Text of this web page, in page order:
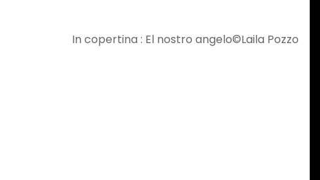
In copertina : El nostro angelo©Laila Pozzo